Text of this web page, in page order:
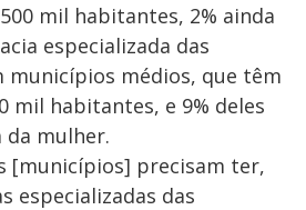
mil habitantes, 2% ainda
especializada das
municípios médios, que têm
mil habitantes, e 9% deles
da mulher.
[municípios] precisam ter,
especializadas das